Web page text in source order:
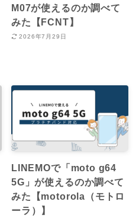
M07が使えるのか調べて
みた【FCNT】
2026年7月29日
LINEMOで「moto g64
5G」が使えるのか調べて
みた【motorola（モトロ
ーラ）】